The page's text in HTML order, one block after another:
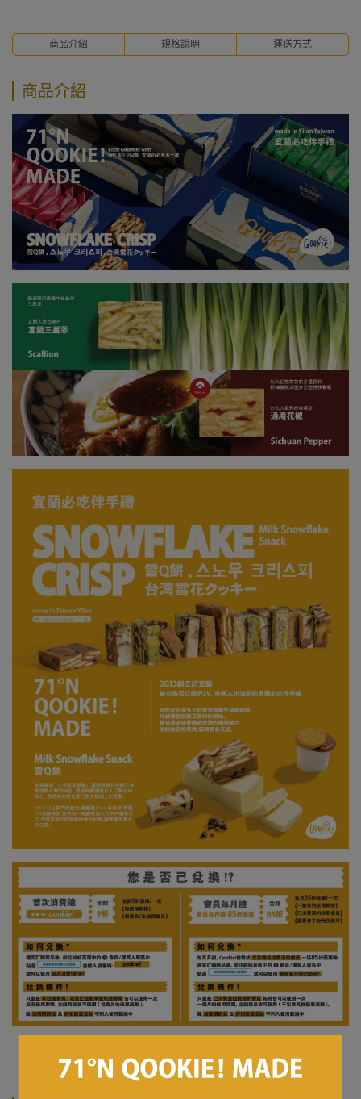
商品介紹 規格說明 運送方式
商品介紹